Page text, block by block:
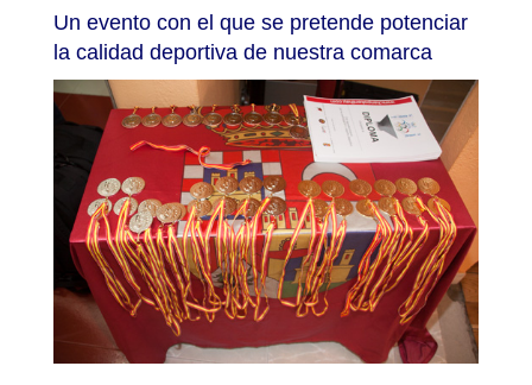
Un evento con el que se pretende potenciar
la calidad deportiva de nuestra comarca